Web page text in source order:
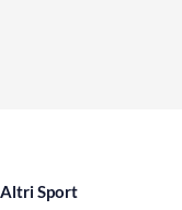
Altri Sport